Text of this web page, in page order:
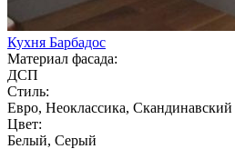
Кухня Барбадос
Материал фасада:
ДСП
Стиль:
Евро, Неоклассика, Скандинавский
Цвет:
Белый, Серый